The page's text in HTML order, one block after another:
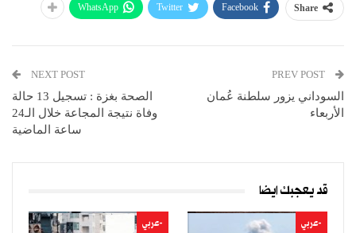
Share
Facebook
Twitter
WhatsApp
السوداني يزور سلطنة عُمان
الأربعاء
NEXT POST
الصحة بغزة : تسجيل 13 حالة
وفاة نتيجة المجاعة خلال الـ24
ساعة الماضية
قد يعجبك ايضا
-عربي -عربي